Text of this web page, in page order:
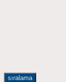
sıralama